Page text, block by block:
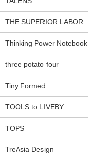
THE SUPERIOR LABOR
Thinking Power Notebook
three potato four
Tiny Formed
TOOLS to LIVEBY
TOPS
TreAsia Design